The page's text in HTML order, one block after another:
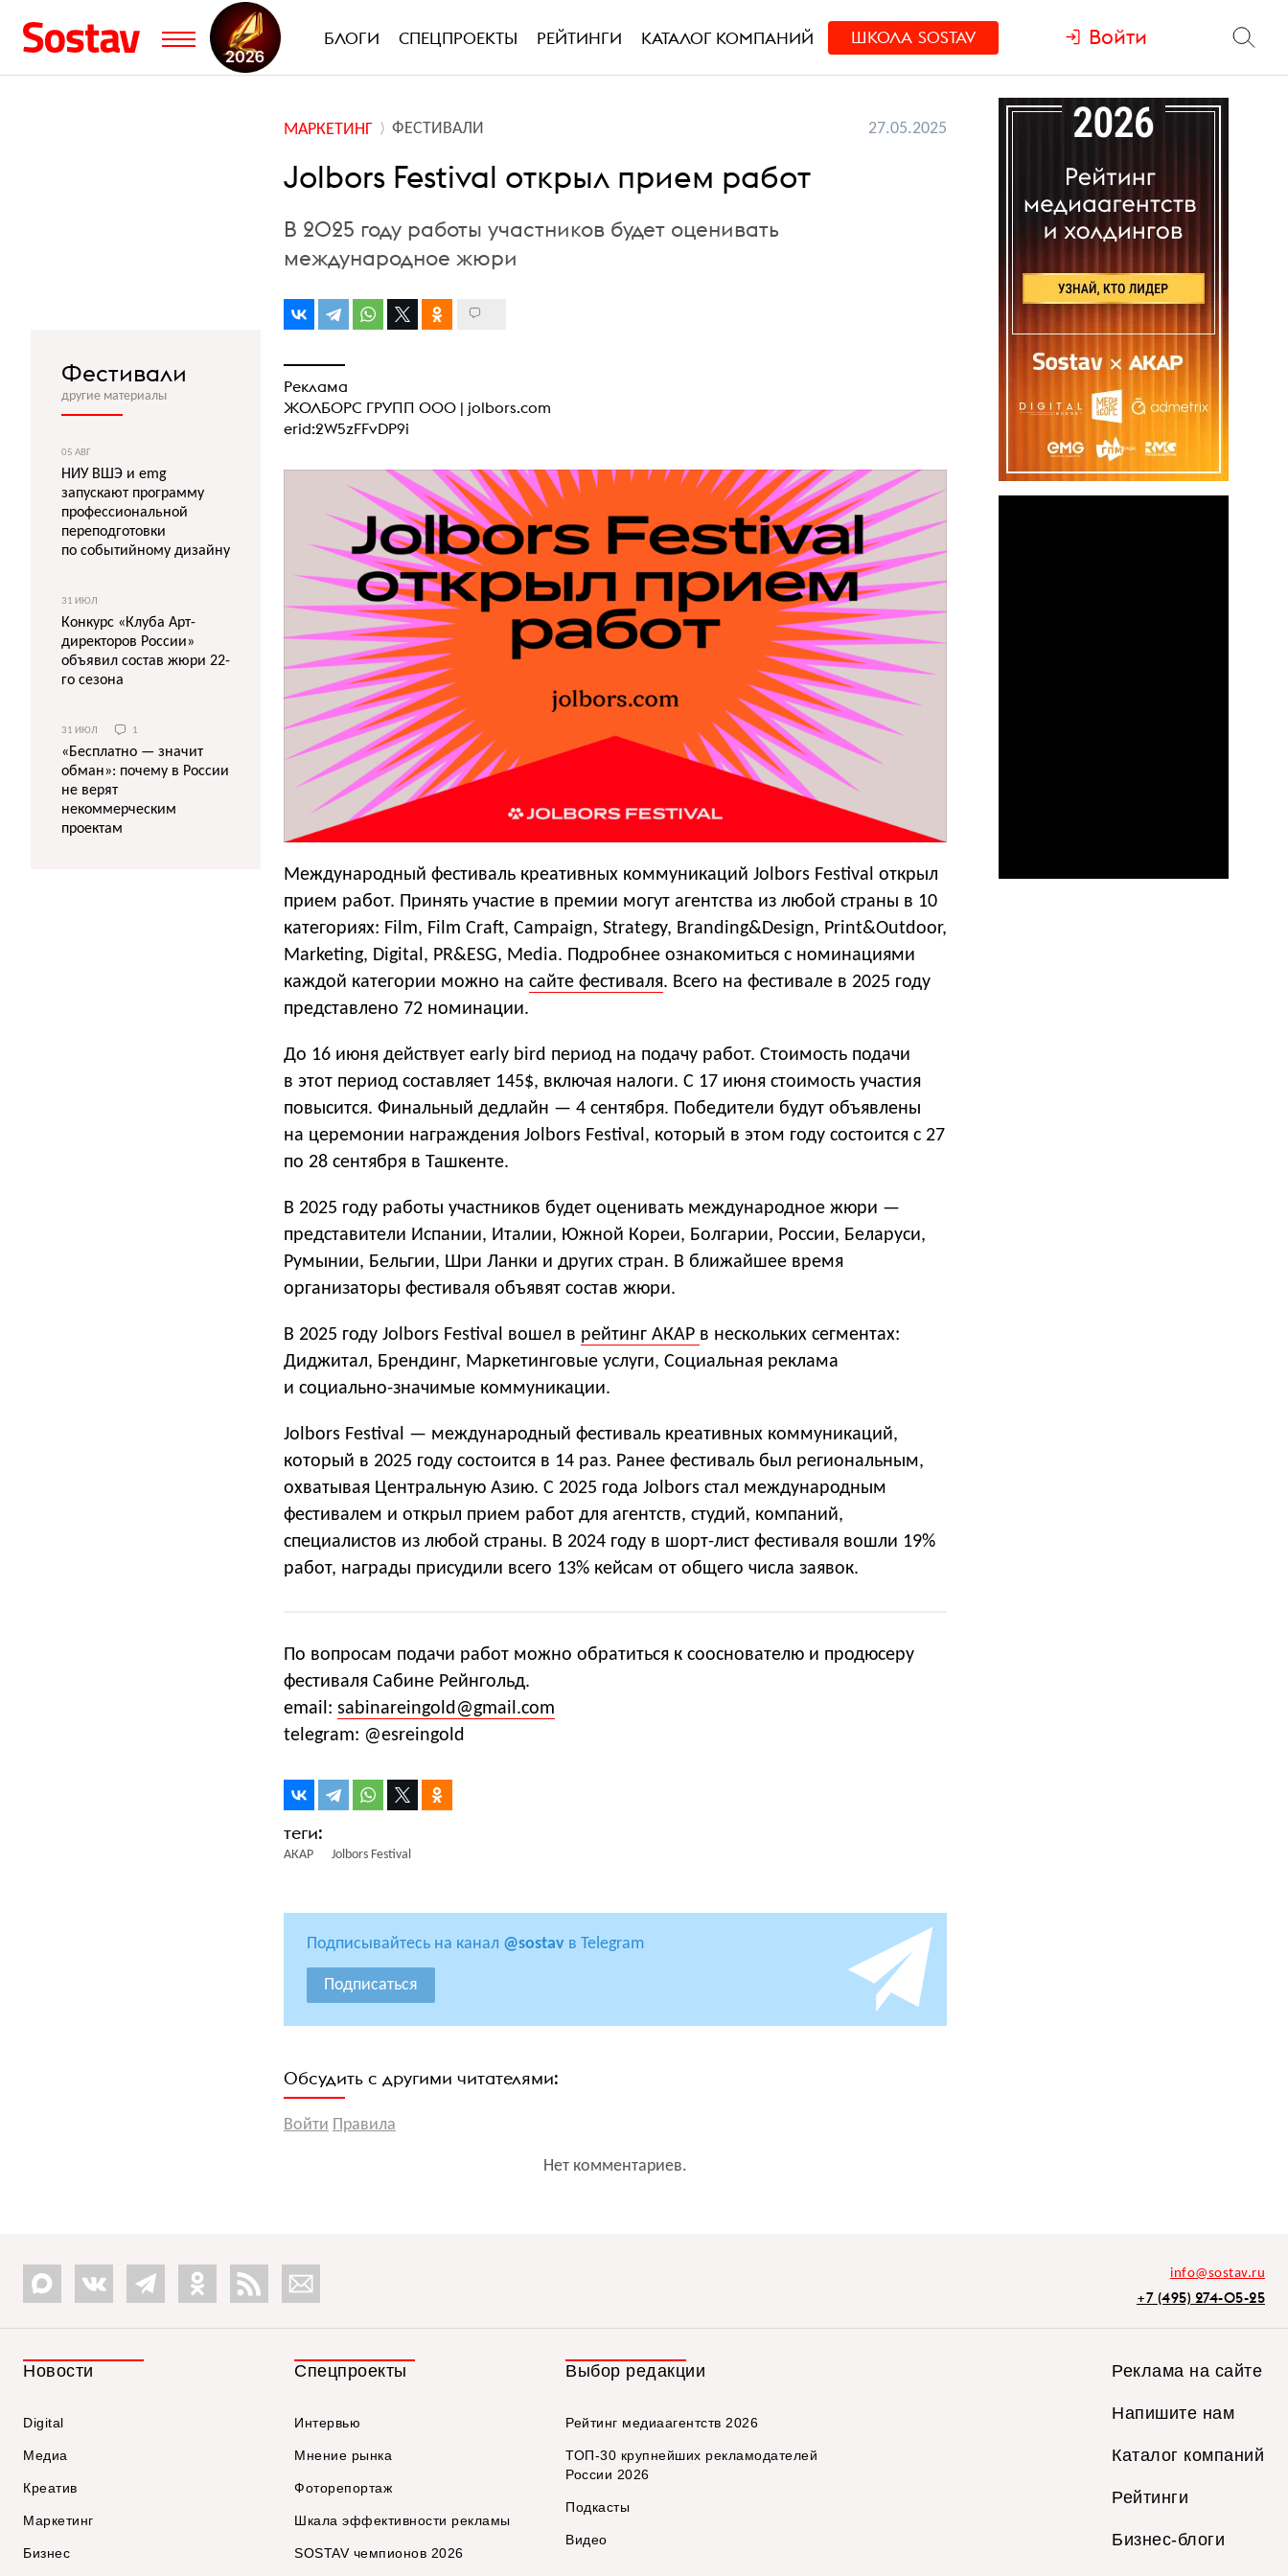
БЛОГИ СПЕЦПРОЕКТЫ РЕЙТИНГИ КАТАЛОГ КОМПАНИЙ ШКОЛА SOSTAV Войти
МАРКЕТИНГ ФЕСТИВАЛИ 27.05.2025
Jolbors Festival открыл прием работ
В 2025 году работы участников будет оценивать
международное жюри
Реклама
ЖОЛБОРС ГРУПП ООО | jolbors.com
erid:2W5zFFvDP9i
Международный фестиваль креативных коммуникаций Jolbors Festival открыл
прием работ. Принять участие в премии могут агентства из любой страны в 10
категориях: Film, Film Craft, Campaign, Strategy, Branding&Design, Print&Outdoor,
Marketing, Digital, PR&ESG, Media. Подробнее ознакомиться с номинациями
каждой категории можно на сайте фестиваля. Всего на фестивале в 2025 году
представлено 72 номинации.
До 16 июня действует early bird период на подачу работ. Стоимость подачи
в этот период составляет 145$, включая налоги. С 17 июня стоимость участия
повысится. Финальный дедлайн — 4 сентября. Победители будут объявлены
на церемонии награждения Jolbors Festival, который в этом году состоится с 27
по 28 сентября в Ташкенте.
В 2025 году работы участников будет оценивать международное жюри —
представители Испании, Италии, Южной Кореи, Болгарии, России, Беларуси,
Румынии, Бельгии, Шри Ланки и других стран. В ближайшее время
организаторы фестиваля объявят состав жюри.
В 2025 году Jolbors Festival вошел в рейтинг АКАР в нескольких сегментах:
Диджитал, Брендинг, Маркетинговые услуги, Социальная реклама
и социально-значимые коммуникации.
Jolbors Festival — международный фестиваль креативных коммуникаций,
который в 2025 году состоится в 14 раз. Ранее фестиваль был региональным,
охватывая Центральную Азию. С 2025 года Jolbors стал международным
фестивалем и открыл прием работ для агентств, студий, компаний,
специалистов из любой страны. В 2024 году в шорт-лист фестиваля вошли 19%
работ, награды присудили всего 13% кейсам от общего числа заявок.
По вопросам подачи работ можно обратиться к сооснователю и продюсеру
фестиваля Cабине Рейнгольд.
email: sabinareingold@gmail.com
telegram: @esreingold
АКАР Jolbors Festival
Подписывайтесь на канал @sostav в Telegram
Подписаться
Обсудить с другими читателями:
Войти Правила
Нет комментариев.
Фестивали
другие материалы
05 АВГ
НИУ ВШЭ и emg
запускают программу
профессиональной
переподготовки
по событийному дизайну
31 ИЮЛ
Конкурс «Клуба Арт-
директоров России»
объявил состав жюри 22-
го сезона
31 ИЮЛ 1
«Бесплатно — значит
обман»: почему в России
не верят
некоммерческим
проектам
info@sostav.ru
+7 (495) 274-05-25
Новости
Digital
Медиа
Креатив
Маркетинг
Бизнес
Спецпроекты
Интервью
Мнение рынка
Фоторепортаж
Шкала эффективности рекламы
SOSTAV чемпионов 2026
Выбор редакции
Рейтинг медиаагентств 2026
ТОП-30 крупнейших рекламодателей
России 2026
Подкасты
Видео
Реклама на сайте
Напишите нам
Каталог компаний
Рейтинги
Бизнес-блоги